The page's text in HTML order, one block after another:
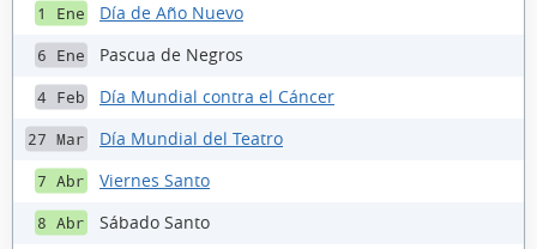
1 Ene Día de Año Nuevo
6 Ene Pascua de Negros
4 Feb Día Mundial contra el Cáncer
27 Mar Día Mundial del Teatro
7 Abr Viernes Santo
8 Abr Sábado Santo